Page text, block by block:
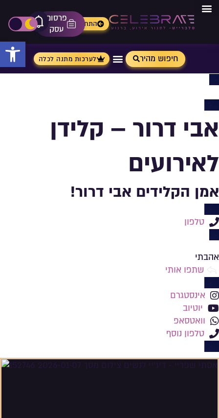
התחברות
פרסום
עסק
אייקון
חיפוש מהיר לערכות מתנה לכלה
אבי דרור – קלידן
לאירועים
אמן הקלידים אבי דרור!
טלפון
שמירה ברשימת מועדפים
אהבתי
שתפו אותי
אינסטגרם
יוטיוב
וואטסאפ
טלפון נוסף